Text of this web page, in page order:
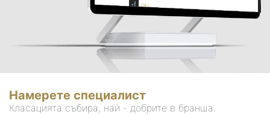
Намерете специалист
Класацията събира, най - добрите в бранша.